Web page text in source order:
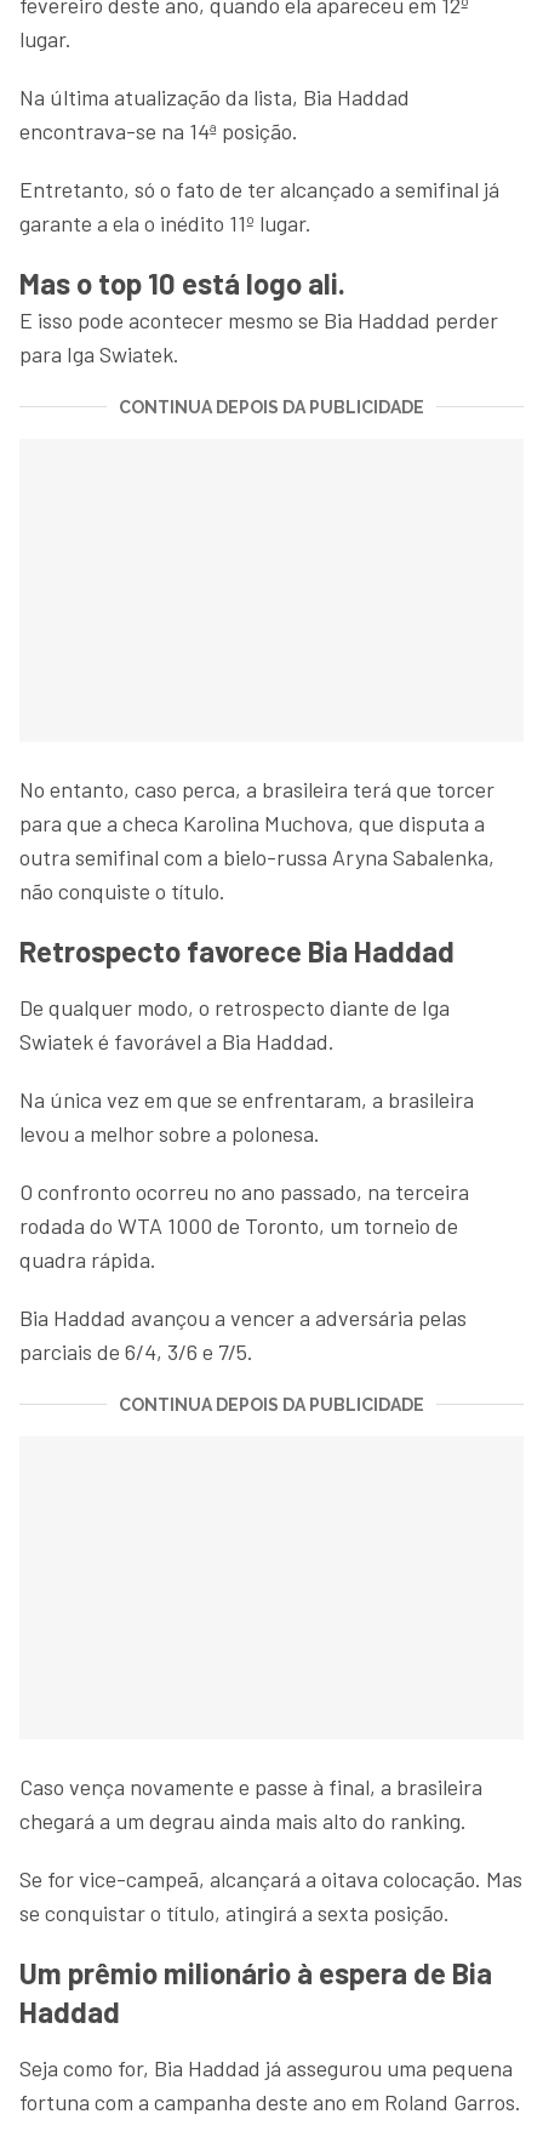
lugar.
Na última atualização da lista, Bia Haddad
encontrava-se na 14ª posição.
Entretanto, só o fato de ter alcançado a semifinal já
garante a ela o inédito 11º lugar.
Mas o top 10 está logo ali.
E isso pode acontecer mesmo se Bia Haddad perder
para Iga Swiatek.
CONTINUA DEPOIS DA PUBLICIDADE
No entanto, caso perca, a brasileira terá que torcer
para que a checa Karolina Muchova, que disputa a
outra semifinal com a bielo-russa Aryna Sabalenka,
não conquiste o título.
Retrospecto favorece Bia Haddad
De qualquer modo, o retrospecto diante de Iga
Swiatek é favorável a Bia Haddad.
Na única vez em que se enfrentaram, a brasileira
levou a melhor sobre a polonesa.
O confronto ocorreu no ano passado, na terceira
rodada do WTA 1000 de Toronto, um torneio de
quadra rápida.
Bia Haddad avançou a vencer a adversária pelas
parciais de 6/4, 3/6 e 7/5.
CONTINUA DEPOIS DA PUBLICIDADE
Caso vença novamente e passe à final, a brasileira
chegará a um degrau ainda mais alto do ranking.
Se for vice-campeã, alcançará a oitava colocação. Mas
se conquistar o título, atingirá a sexta posição.
Um prêmio milionário à espera de Bia
Haddad
Seja como for, Bia Haddad já assegurou uma pequena
fortuna com a campanha deste ano em Roland Garros.